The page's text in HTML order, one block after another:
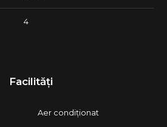
4
Facilități
Aer condiționat